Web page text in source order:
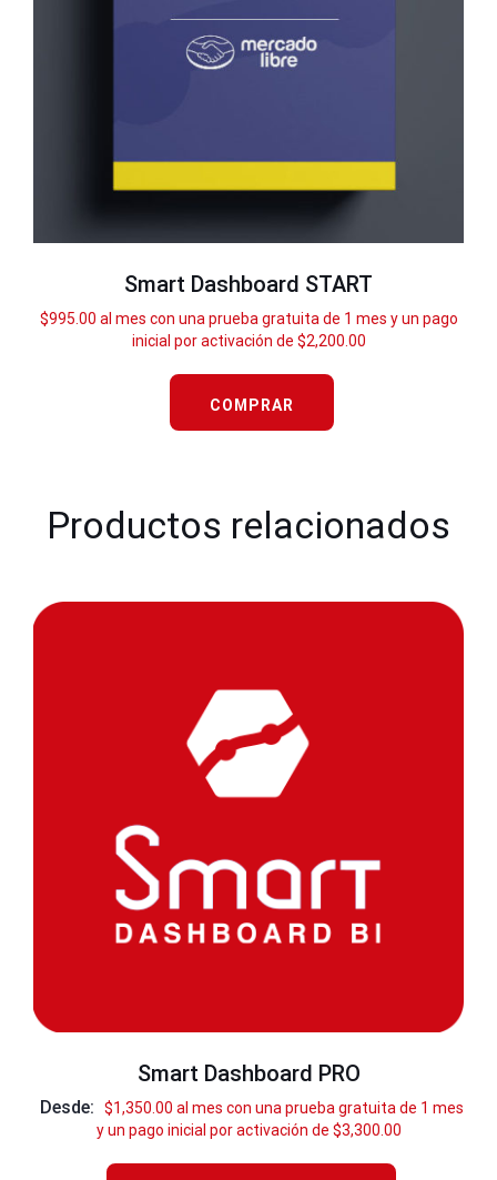
Smart Dashboard START
$995.00 al mes con una prueba gratuita de 1 mes y un pago
inicial por activación de $2,200.00
COMPRAR
Productos relacionados
Smart Dashboard PRO
Desde: $1,350.00 al mes con una prueba gratuita de 1 mes
y un pago inicial por activación de $3,300.00